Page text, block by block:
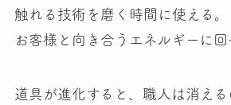
触れる技術を磨く時間に使える。
お客様と向き合うエネルギーに回
道具が進化すると、職人は消える